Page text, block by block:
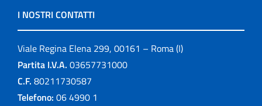
I NOSTRI CONTATTI
Viale Regina Elena 299, 00161 – Roma (I)
Partita I.V.A. 03657731000
C.F. 80211730587
Telefono: 06 4990 1